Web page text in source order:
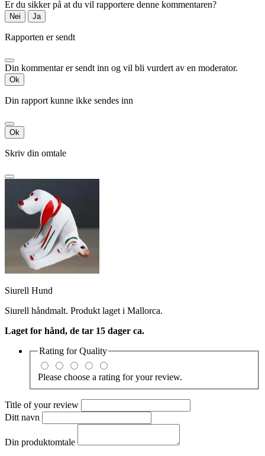
Er du sikker på at du vil rapportere denne kommentaren?
Nei Ja
Rapporten er sendt
Din kommentar er sendt inn og vil bli vurdert av en moderator.
Ok
Din rapport kunne ikke sendes inn
Ok
Skriv din omtale
Siurell Hund
Siurell håndmalt. Produkt laget i Mallorca.
Laget for hånd, de tar 15 dager ca.
Rating forQuality
Please choose a rating for your review.
Title of your review
Ditt navn
Din produktomtale